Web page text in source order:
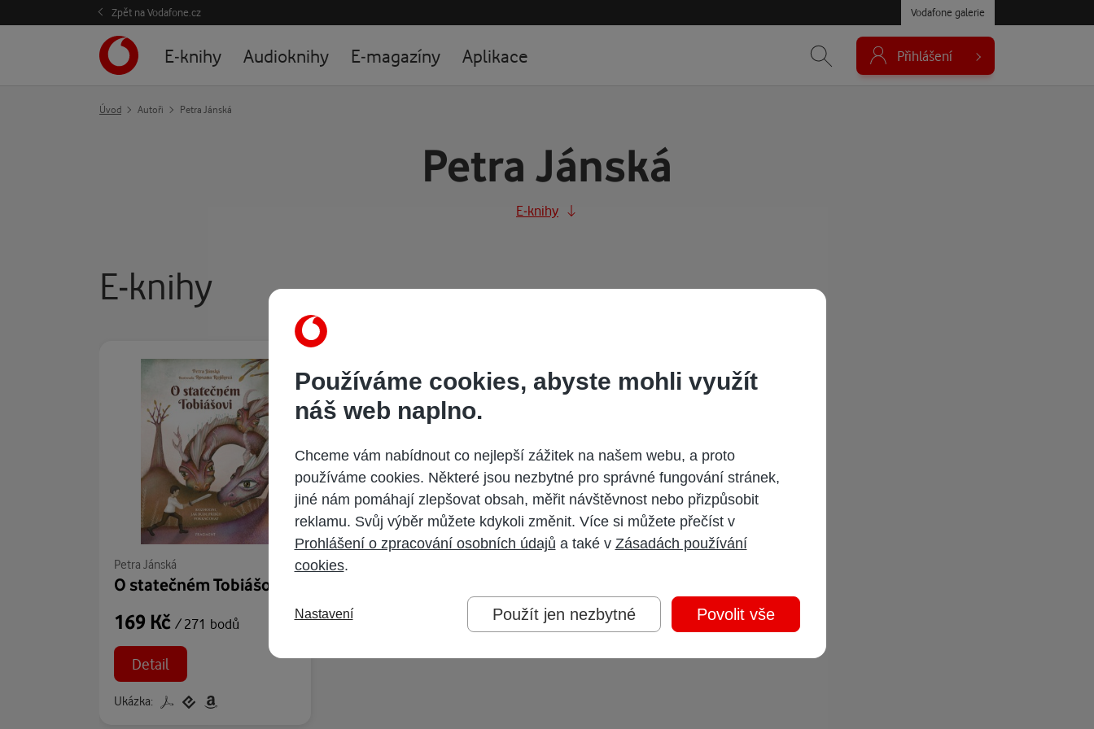
Zpět na Vodafone.cz Vodafone galerie
E-knihy Audioknihy E-magazíny Aplikace Přihlášení
Úvod Autoři Petra Jánská
Petra Jánská
E-knihy
E-knihy
Petra Jánská
O statečném Tobiášovi
169 Kč / 271 bodů
Detail
Ukázka:
Používáme cookies, abyste mohli využít
náš web naplno.
Chceme vám nabídnout co nejlepší zážitek na našem webu, a proto
používáme cookies. Některé jsou nezbytné pro správné fungování stránek,
jiné nám pomáhají zlepšovat obsah, měřit návštěvnost nebo přizpůsobit
reklamu. Svůj výběr můžete kdykoli změnit. Více si můžete přečíst v
Prohlášení o zpracování osobních údajů a také v Zásadách používání
cookies.
Použít jen nezbytné Povolit vše
Nastavení